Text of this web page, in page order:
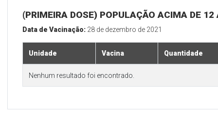
(PRIMEIRA DOSE) POPULAÇÃO ACIMA DE 12
Data de Vacinação: 28 de dezembro de 2021
Unidade Vacina Quantidade
Nenhum resultado foi encontrado.